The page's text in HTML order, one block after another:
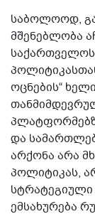
საბოლოოდ,
მშენებლობა
ოცნების“
და
არქონა არა
პოლიტიკას,
ემსახურება